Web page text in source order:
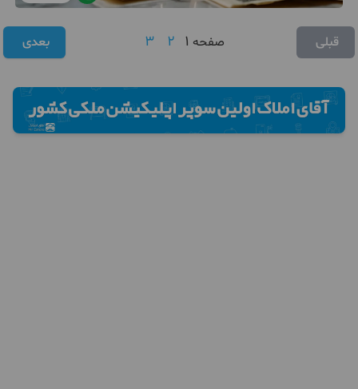
قبلی صفحه 1
2
3 بعدی